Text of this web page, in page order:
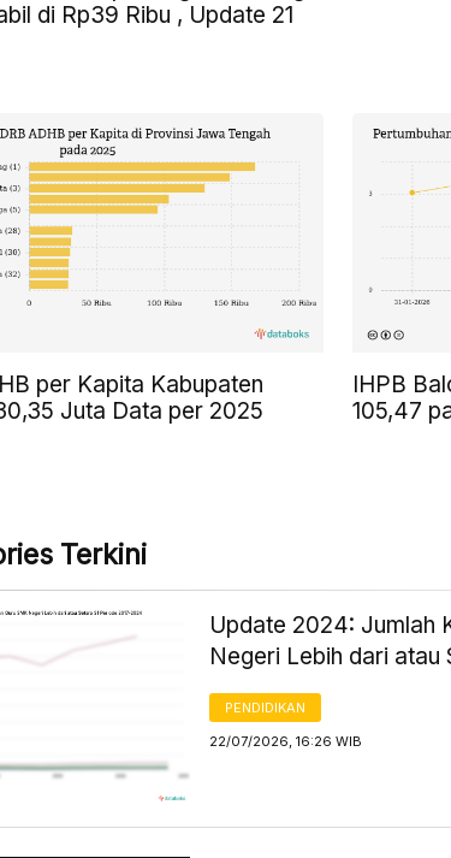
di Rp39 Ribu , Update 21
per Kapita Kabupaten
Juta Data per 2025
IHPB
105,47
Terkini
Update 2024: Jumlah
Negeri Lebih dari atau
PENDIDIKAN
22/07/2026, 16:26 WIB